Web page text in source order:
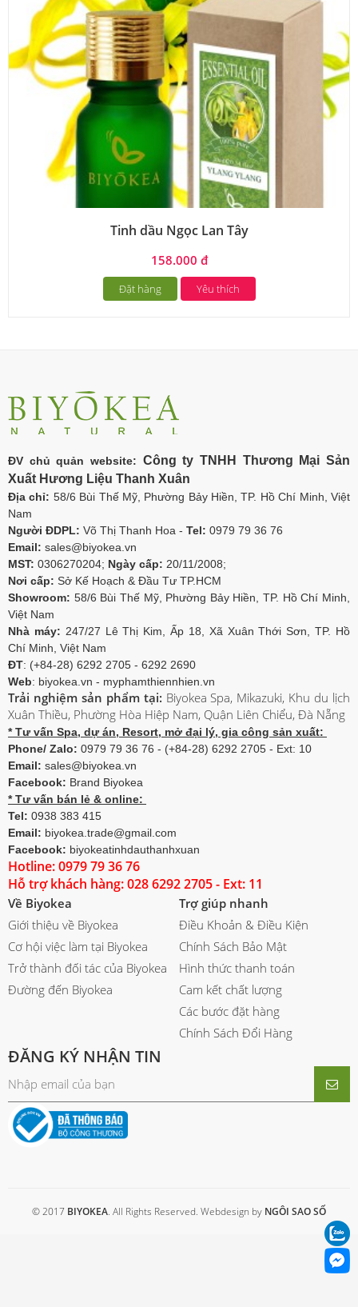
Tinh dầu Ngọc Lan Tây
158.000 đ
Đặt hàng Yêu thích
ĐV chủ quản website: Công ty TNHH Thương Mại Sản
Xuất Hương Liệu Thanh Xuân
Địa chỉ: 58/6 Bùi Thế Mỹ, Phường Bảy Hiền, TP. Hồ Chí Minh, Việt
Nam
Người ĐDPL: Võ Thị Thanh Hoa - Tel: 0979 79 36 76
Email: sales@biyokea.vn
MST: 0306270204; Ngày cấp: 20/11/2008;
Nơi cấp: Sở Kế Hoạch & Đầu Tư TP.HCM
Showroom: 58/6 Bùi Thế Mỹ, Phường Bảy Hiền, TP. Hồ Chí Minh,
Việt Nam
Nhà máy: 247/27 Lê Thị Kim, Ấp 18, Xã Xuân Thới Sơn, TP. Hồ
Chí Minh, Việt Nam
ĐT: (+84-28) 6292 2705 - 6292 2690
Web: biyokea.vn - myphamthiennhien.vn
Trải nghiệm sản phẩm tại: Biyokea Spa, Mikazuki, Khu du lịch
Xuân Thiều, Phường Hòa Hiệp Nam, Quận Liên Chiểu, Đà Nẵng
* Tư vấn Spa, dự án, Resort, mở đại lý, gia công sản xuất:
Phone/ Zalo: 0979 79 36 76 - (+84-28) 6292 2705 - Ext: 10
Email: sales@biyokea.vn
Facebook: Brand Biyokea
* Tư vấn bán lẻ & online:
Tel: 0938 383 415
Email: biyokea.trade@gmail.com
Facebook: biyokeatinhdauthanhxuan
Hotline: 0979 79 36 76
Hỗ trợ khách hàng: 028 6292 2705 - Ext: 11
Về Biyokea
Giới thiệu về Biyokea
Cơ hội việc làm tại Biyokea
Trở thành đối tác của Biyokea
Đường đến Biyokea
Trợ giúp nhanh
Điều Khoản & Điều Kiện
Chính Sách Bảo Mật
Hình thức thanh toán
Cam kết chất lượng
Các bước đặt hàng
Chính Sách Đổi Hàng
ĐĂNG KÝ NHẬN TIN
© 2017 BIYOKEA. All Rights Reserved. Webdesign by NGÔI SAO SỐ